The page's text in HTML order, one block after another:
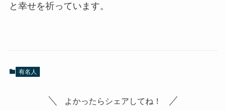
と幸せを祈っています。
有名人
よかったらシェアしてね！